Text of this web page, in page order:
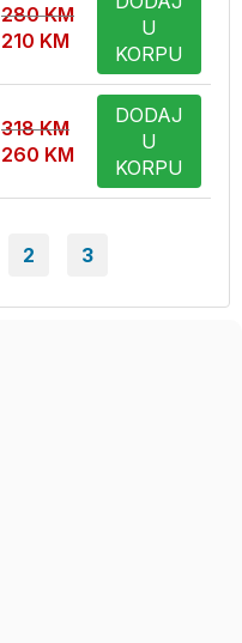
280KM
210 KM
U
KORPU
318KM
260 KM
DODAJ
U
KORPU
2 3